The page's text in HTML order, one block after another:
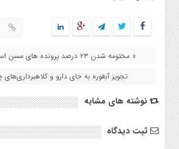
« مختومه شدن ۲۳ درصد پرونده های مسن استان البرز در سال ۹۹
تجویز آبغوره به جای دارو و کلاهبرداری‌های
نوشته های مشابه
ثبت دیدگاه